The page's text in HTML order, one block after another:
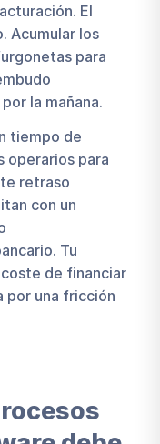
El
Acumular los
para
la mañana.
tiempo de
operarios para
retraso
con un
Tu
de financiar
por una fricción